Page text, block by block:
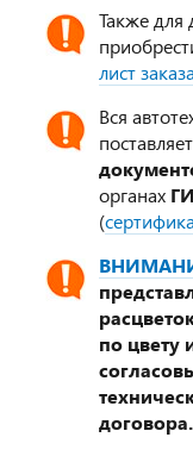
Также
лист
Вся
органах
(
по цвету
договора.